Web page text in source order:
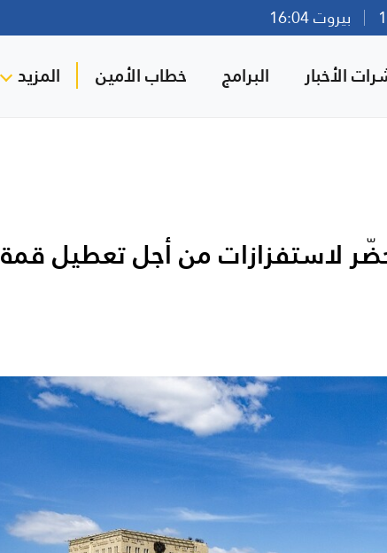
بيروت 16:04
الأخبار البرامج خطاب الأمين المزيد
لاستفزازات من أجل تعطيل قمة